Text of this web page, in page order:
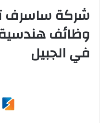
شركة ساسرف
وظائف هندسية
في الجبيل